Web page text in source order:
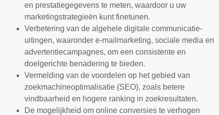
en prestatiegegevens te meten, waardoor u uw
marketingstrategieën kunt finetunen.
Verbetering van de algehele digitale communicatie-
uitingen, waaronder e-mailmarketing, sociale media en
advertentiecampagnes, om een consistente en
doelgerichte benadering te bieden.
Vermelding van de voordelen op het gebied van
zoekmachineoptimalisatie (SEO), zoals betere
vindbaarheid en hogere ranking in zoekresultaten.
De mogelijkheid om online conversies te verhogen